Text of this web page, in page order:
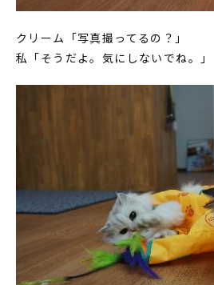
クリーム「写真撮ってるの？」
私「そうだよ。気にしないでね。」